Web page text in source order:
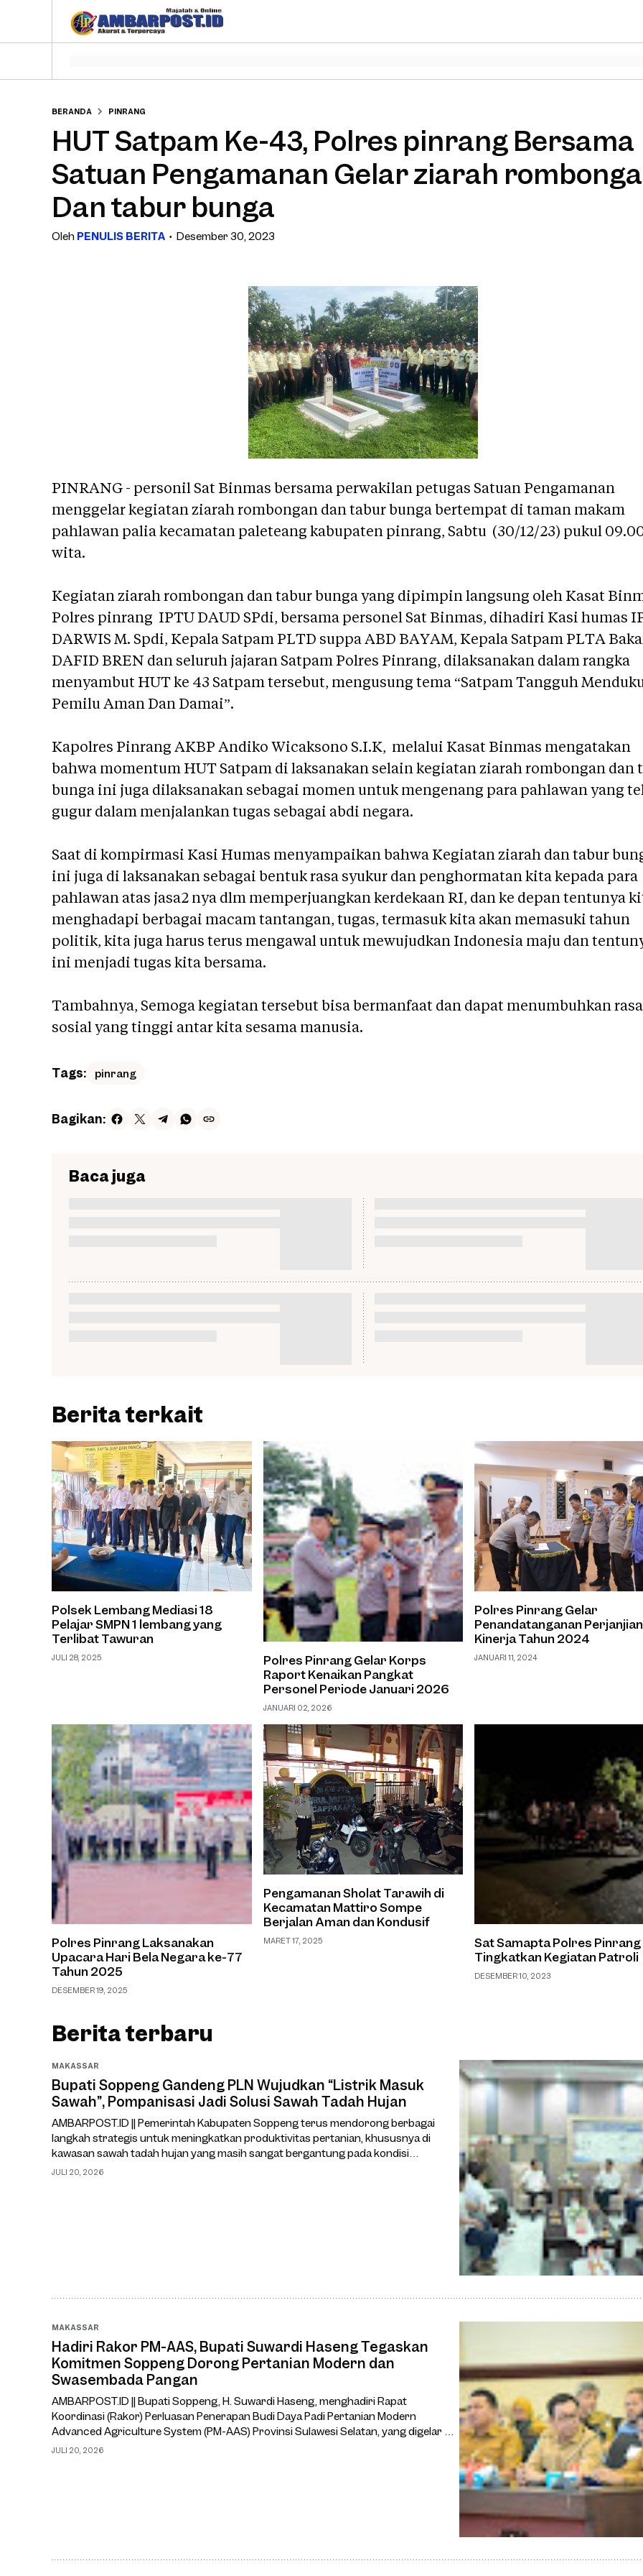
BERANDA PINRANG
HUT Satpam Ke-43, Polres pinrang Bersama
Satuan Pengamanan Gelar ziarah
Dan tabur bunga
Oleh PENULIS BERITA Desember 30, 2023
PINRANG - personil Sat Binmas bersama perwakilan petugas Satuan Pengamanan
menggelar kegiatan ziarah rombongan dan tabur bunga bertempat di taman makam
pahlawan palia kecamatan paleteang kabupaten pinrang, Sabtu (30/12/23) pukul
wita.
Kegiatan ziarah rombongan dan tabur bunga yang dipimpin langsung oleh Kasat
Polres pinrang IPTU DAUD SPdi, bersama personel Sat Binmas, dihadiri Kasi humas
DARWIS M. Spdi, Kepala Satpam PLTD suppa ABD BAYAM, Kepala Satpam PLTA
DAFID BREN dan seluruh jajaran Satpam Polres Pinrang, dilaksanakan dalam rangka
menyambut HUT ke 43 Satpam tersebut, mengusung tema “Satpam Tangguh
Pemilu Aman Dan Damai”.
Kapolres Pinrang AKBP Andiko Wicaksono S.I.K, melalui Kasat Binmas mengatakan
bahwa momentum HUT Satpam di laksanakan selain kegiatan ziarah rombongan dan
bunga ini juga dilaksanakan sebagai momen untuk mengenang para pahlawan yang
gugur dalam menjalankan tugas sebagai abdi negara.
Saat di kompirmasi Kasi Humas menyampaikan bahwa Kegiatan ziarah dan tabur
ini juga di laksanakan sebagai bentuk rasa syukur dan penghormatan kita kepada para
pahlawan atas jasa2 nya dlm memperjuangkan kerdekaan RI, dan ke depan tentunya
menghadapi berbagai macam tantangan, tugas, termasuk kita akan memasuki tahun
politik, kita juga harus terus mengawal untuk mewujudkan Indonesia maju dan
ini menjadi tugas kita bersama.
Tambahnya, Semoga kegiatan tersebut bisa bermanfaat dan dapat menumbuhkan rasa
sosial yang tinggi antar kita sesama manusia.
Tags: pinrang
Bagikan:
Baca juga
Berita terkait
Polsek Lembang Mediasi 18
Pelajar SMPN 1 lembang yang
Terlibat Tawuran
JULI 28, 2025
Polres Pinrang Gelar Korps
Raport Kenaikan Pangkat
Personel Periode Januari 2026
JANUARI 02, 2026
Polres Pinrang Gelar
Penandatanganan Perjanjian
Kinerja Tahun 2024
JANUARI 11, 2024
Polres Pinrang Laksanakan
Upacara Hari Bela Negara ke-77
Tahun 2025
DESEMBER 19, 2025
Pengamanan Sholat Tarawih di
Kecamatan Mattiro Sompe
Berjalan Aman dan Kondusif
MARET 17, 2025
Sat Samapta Polres Pinrang
Tingkatkan Kegiatan Patroli
DESEMBER 10, 2023
Berita terbaru
MAKASSAR
Bupati Soppeng Gandeng PLN Wujudkan “Listrik Masuk
Sawah”, Pompanisasi Jadi Solusi Sawah Tadah Hujan
AMBARPOST.ID || Pemerintah Kabupaten Soppeng terus mendorong berbagai
langkah strategis untuk meningkatkan produktivitas pertanian, khususnya di
kawasan sawah tadah hujan yang masih sangat bergantung pada kondisi
cuaca.Salah satu upaya yang kini tengah dimatangkan adalah program “Listrik
JULI 20, 2026
MAKASSAR
Hadiri Rakor PM-AAS, Bupati Suwardi Haseng Tegaskan
Komitmen Soppeng Dorong Pertanian Modern dan
Swasembada Pangan
AMBARPOST.ID || Bupati Soppeng, H. Suwardi Haseng, menghadiri Rapat
Koordinasi (Rakor) Perluasan Penerapan Budi Daya Padi Pertanian Modern
Advanced Agriculture System (PM-AAS) Provinsi Sulawesi Selatan, yang digelar di
Ruang Rapat Pimpinan Kantor Gubernur Sulawesi Selatan, Senin
JULI 20, 2026